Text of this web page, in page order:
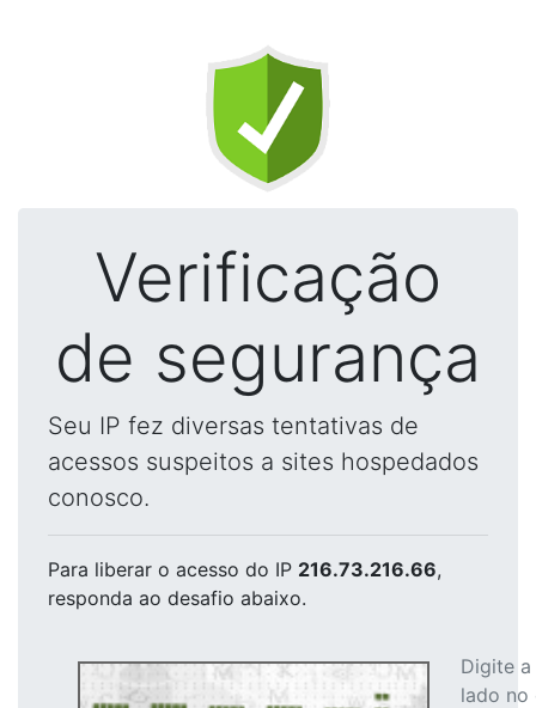
Verificação
de segurança
Seu IP fez diversas tentativas de
acessos suspeitos a sites hospedados
conosco.
Para liberar o acesso do IP 216.73.216.66,
responda ao desafio abaixo.
Digite
lado no